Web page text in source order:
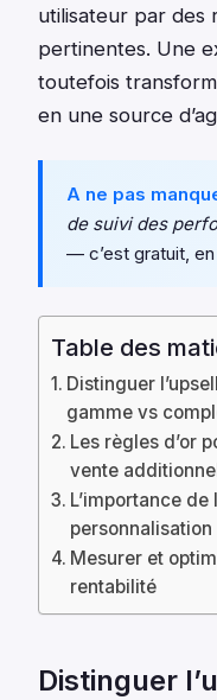
utilisateur par des
pertinentes. Une
toutefois
en une source
A ne pas
de suivi des
— c’est gratuit, en
Table des
Distinguer
gamme vs
Les règles d’or
vente
L’importance
personnalisation
Mesurer et
rentabilité
Distinguer